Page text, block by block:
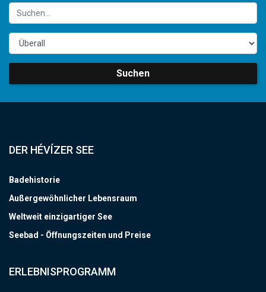
Suchen
DER HÉVÍZER SEE
Badehistorie
Außergewöhnlicher Lebensraum
Weltweit einzigartiger See
Seebad - Öffnungszeiten und Preise
ERLEBNISPROGRAMM